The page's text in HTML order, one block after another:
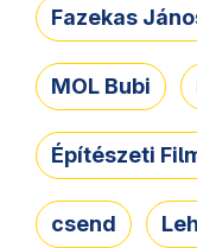
Fazekas
MOL Bubi
Építészeti
csend